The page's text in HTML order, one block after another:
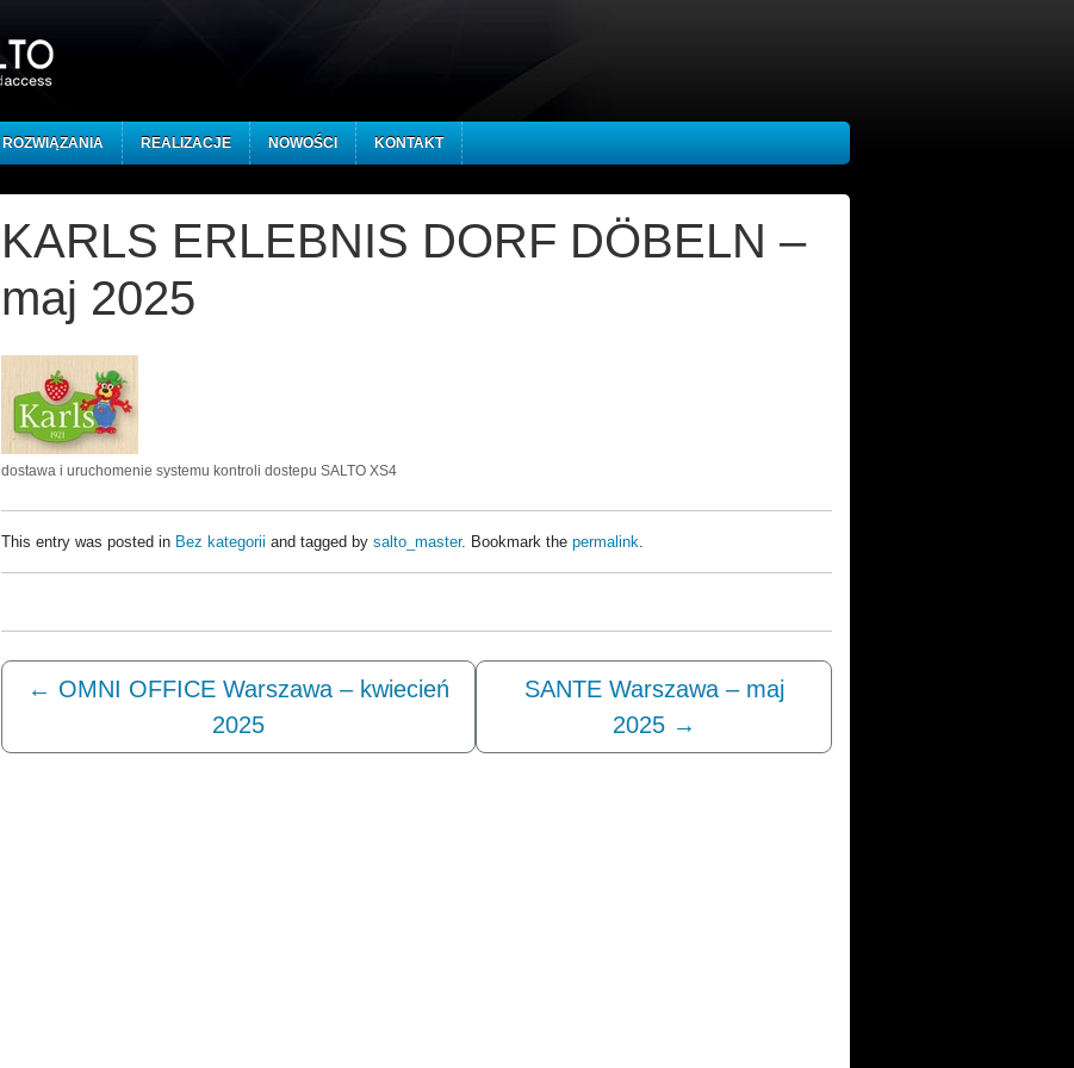
ROZWIĄZANIA REALIZACJE NOWOŚCI KONTAKT
KARLS ERLEBNIS DORF DÖBELN –
maj 2025
dostawa i uruchomenie systemu kontroli dostepu SALTO XS4
This entry was posted in Bez kategorii and tagged by salto_master. Bookmark the permalink.
← OMNI OFFICE Warszawa – kwiecień
2025
SANTE Warszawa – maj
2025 →